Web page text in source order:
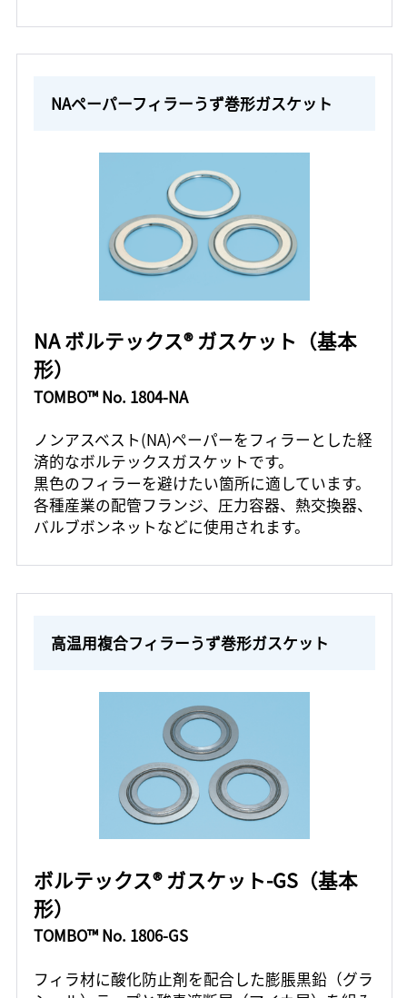
NAペーパーフィラーうず巻形ガスケット
NA ボルテックス® ガスケット（基本
形）
TOMBO™ No. 1804-NA
ノンアスベスト(NA)ペーパーをフィラーとした経
済的なボルテックスガスケットです。
黒色のフィラーを避けたい箇所に適しています。
各種産業の配管フランジ、圧力容器、熱交換器、
バルブボンネットなどに使用されます。
高温用複合フィラーうず巻形ガスケット
ボルテックス® ガスケット-GS（基本
形）
TOMBO™ No. 1806-GS
フィラ材に酸化防止剤を配合した膨脹黒鉛（グラ